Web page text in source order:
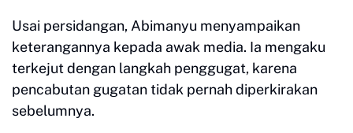
Usai persidangan, Abimanyu menyampaikan
keterangannya kepada awak media. Ia mengaku
terkejut dengan langkah penggugat, karena
pencabutan gugatan tidak pernah diperkirakan
sebelumnya.